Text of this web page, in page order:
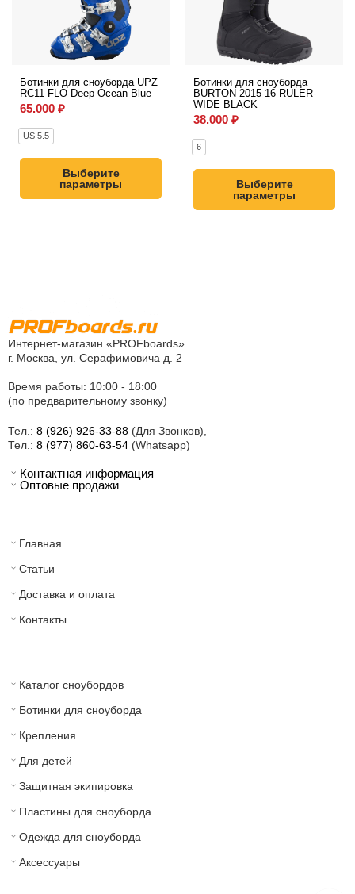
Ботинки для сноуборда UPZ
RC11 FLO Deep Ocean Blue
65.000 ₽
US 5.5
Выберите
параметры
Ботинки для сноуборда
BURTON 2015-16 RULER-
WIDE BLACK
38.000 ₽
6
Выберите
параметры
Интернет-магазин «PROFboards»
г. Москва, ул. Серафимовича д. 2
Время работы: 10:00 - 18:00
(по предварительному звонку)
Тел.: 8 (926) 926-33-88 (Для Звонков),
Тел.: 8 (977) 860-63-54 (Whatsapp)
Контактная информация
Оптовые продажи
Главная
Статьи
Доставка и оплата
Контакты
Каталог сноубордов
Ботинки для сноуборда
Крепления
Для детей
Защитная экипировка
Пластины для сноуборда
Одежда для сноуборда
Аксессуары